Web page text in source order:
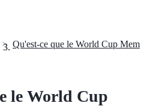
>
le World Cup